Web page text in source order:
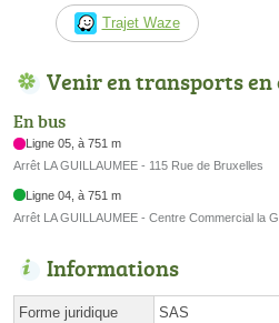
Trajet Waze
Venir en transports en
En bus
Ligne 05, à 751 m
Arrêt LA GUILLAUMEE - 115 Rue de Bruxelles
Ligne 04, à 751 m
Arrêt LA GUILLAUMEE - Centre Commercial la
Informations
Forme juridique SAS